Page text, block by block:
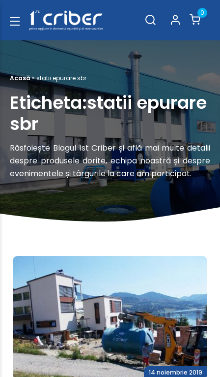
0
Acasă»statii epurare sbr
Eticheta:statii epurare
sbr
Răsfoiește Blogul 1st Criber și află mai multe detalii
despre produsele dorite, echipa noastră și despre
evenimentele și târgurile la care am participat.
14 noiembrie 2019